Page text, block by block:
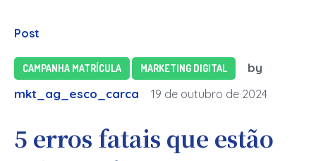
Post
CAMPANHA MATRÍCULA MARKETING DIGITAL
by
mkt_ag_esco_carca
19 de outubro de 2024
5 erros fatais que estão